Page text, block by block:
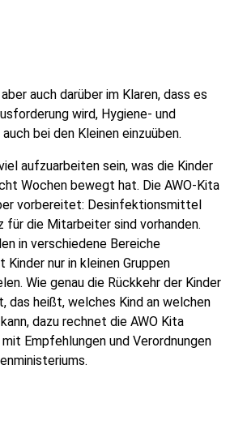
auch darüber im Klaren, dass es
wird, Hygiene- und
bei den Kleinen einzuüben.
aufzuarbeiten sein, was die Kinder
Wochen bewegt hat. Die AWO-Kita
vorbereitet: Desinfektionsmittel
für die Mitarbeiter sind vorhanden.
in verschiedene Bereiche
nur in kleinen Gruppen
Wie genau die Rückkehr der Kinder
das heißt, welches Kind an welchen
dazu rechnet die AWO Kita
Empfehlungen und Verordnungen